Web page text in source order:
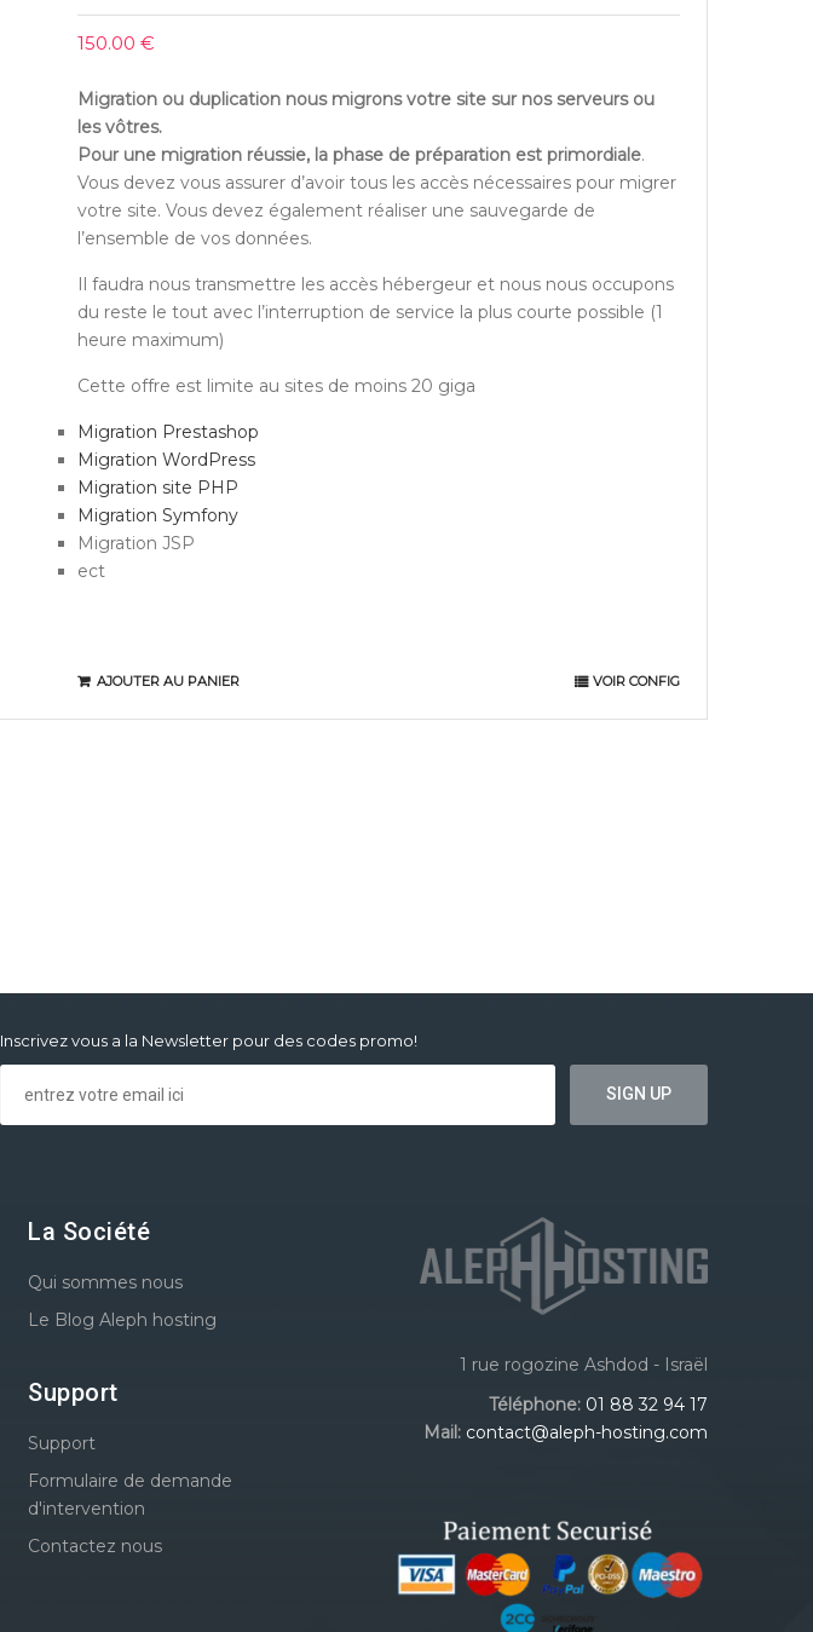
150.00€
Migration ou duplication nous migrons votre site sur nos serveurs ou
les vôtres.
Pour une migration réussie, la phase de préparation est primordiale.
Vous devez vous assurer d’avoir tous les accès nécessaires pour migrer
votre site. Vous devez également réaliser une sauvegarde de
l’ensemble de vos données.
Il faudra nous transmettre les accès hébergeur et nous nous occupons
du reste le tout avec l’interruption de service la plus courte possible (1
heure maximum)
Cette offre est limite au sites de moins 20 giga
Migration Prestashop
Migration WordPress
Migration site PHP
Migration Symfony
Migration JSP
ect
AJOUTER AU PANIER VOIR CONFIG
Inscrivez vous a la Newsletter pour des codes promo!
La Société
Qui sommes nous
Le Blog Aleph hosting
Support
Support
Formulaire de demande
d'intervention
Contactez nous
1 rue rogozine Ashdod - Israël
Téléphone: 01 88 32 94 17
Mail: contact@aleph-hosting.com